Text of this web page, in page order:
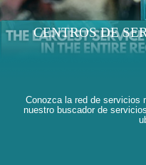
CENTROS DE
Conozca la red de servicios
nuestro buscador de